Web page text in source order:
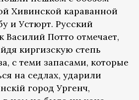
Хивинской караванной
и Устюрт. Русский
Василий Потто отмечает,
киргизскую степь
с теми запасами, которые
на седлах, ударили
город Ургенч,